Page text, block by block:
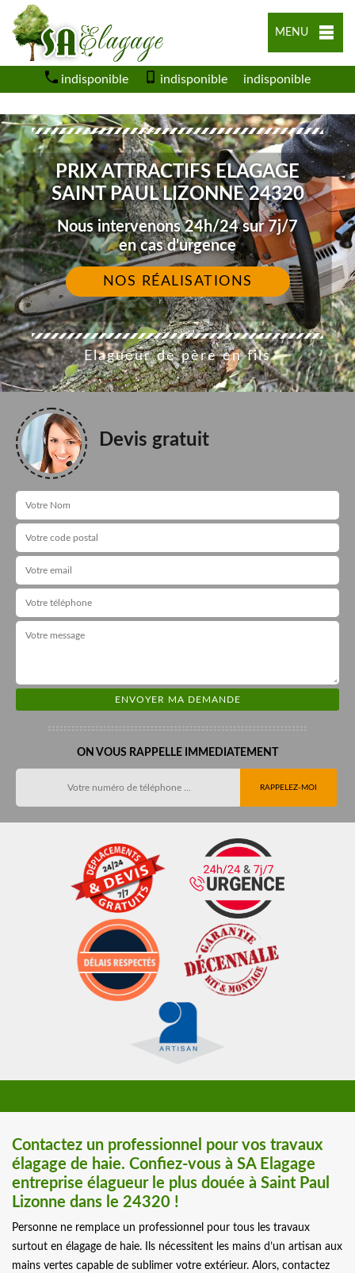
MENU
indisponible indisponible indisponible
PRIX ATTRACTIFS ELAGAGE
SAINT PAUL LIZONNE 24320
Nous intervenons 24h/24 sur 7j/7
en cas d'urgence
NOS RÉALISATIONS
Elagueur de père en fils
Devis gratuit
ON VOUS RAPPELLE IMMEDIATEMENT
Contactez un professionnel pour vos travaux
élagage de haie. Confiez-vous à SA Elagage
entreprise élagueur le plus douée à Saint Paul
Lizonne dans le 24320 !
Personne ne remplace un professionnel pour tous les travaux
surtout en élagage de haie. Ils nécessitent les mains d’un artisan aux
mains vertes capable de sublimer votre extérieur. Alors, contactez